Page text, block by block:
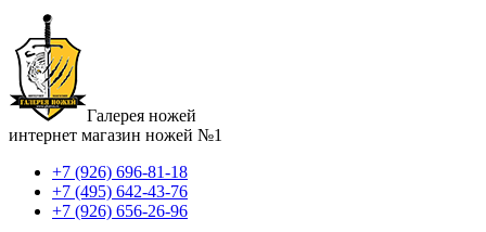
Галерея ножей
интернет магазин ножей №1
+7 (926) 696-81-18
+7 (495) 642-43-76
+7 (926) 656-26-96